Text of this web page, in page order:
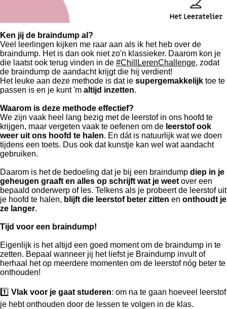
Ken jij de braindump al?
Veel leerlingen kijken me raar aan als ik het heb over de
braindump. Het is dan ook niet zo'n klassieker. Daarom kon je
die laatst ook terug vinden in de #ChillLerenChallenge, zodat
de braindump de aandacht krijgt die hij verdient!
Het leuke aan deze methode is dat ie supergemakkelijk toe te
passen is en je kunt 'm altijd inzetten.
Waarom is deze methode effectief?
We zijn vaak heel lang bezig met de leerstof in ons hoofd te
krijgen, maar vergeten vaak te oefenen om de leerstof ook
weer uit ons hoofd te halen. En dát is natuurlijk wat we doen
tijdens een toets. Dus ook dat kunstje kan wel wat aandacht
gebruiken.
Daarom is het de bedoeling dat je bij een braindump diep in je
geheugen graaft en alles op schrijft wat je weet over een
bepaald onderwerp of les. Telkens als je probeert de leerstof uit
je hoofd te halen, blijft die leerstof beter zitten en onthoudt je
ze langer.
Tijd voor een braindump!
Eigenlijk is het altijd een goed moment om de braindump in te
zetten. Bepaal wanneer jij het liefst je Braindump invult of
herhaal het op meerdere momenten om de leerstof nóg beter te
onthouden!
1️⃣ Vlak voor je gaat studeren: om na te gaan hoeveel leerstof
je hebt onthouden door de lessen te volgen in de klas.